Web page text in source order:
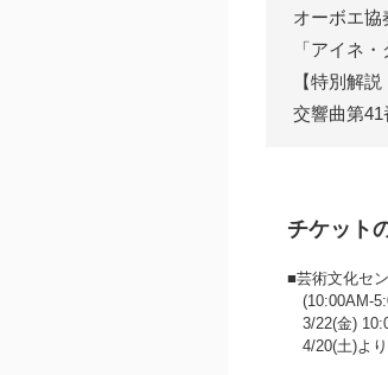
オーボエ
「アイネ
【特別解
交響曲第41
チケット
■芸術文化セ
3/22(金)
4/20(土)よ